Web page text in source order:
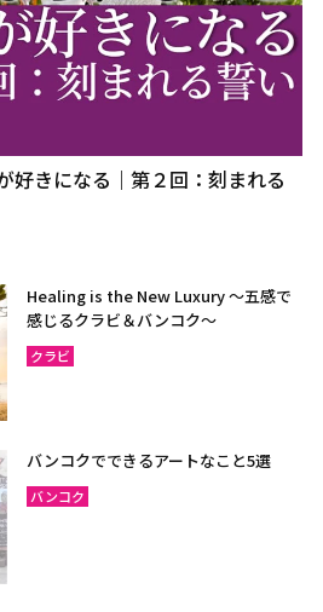
好きになる｜第２回：刻まれる
Healing is the New Luxury ～五感で
感じるクラビ＆バンコク～
クラビ
バンコクでできるアートなこと5選
バンコク